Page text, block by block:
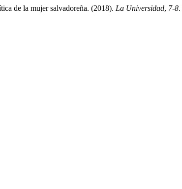
de la mujer salvadoreña. (2018). La Universidad, 7-8.